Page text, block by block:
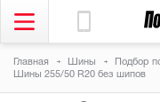
Главная Шины Подбор
Шины 255/50 R20 без шипов